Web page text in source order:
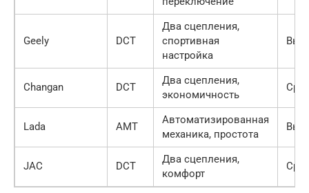
Geely DCT
Два сцепления,
спортивная
настройка
Changan DCT
Два сцепления,
экономичность
Lada AMT
Автоматизированная
механика, простота
JAC DCT
Два сцепления,
комфорт